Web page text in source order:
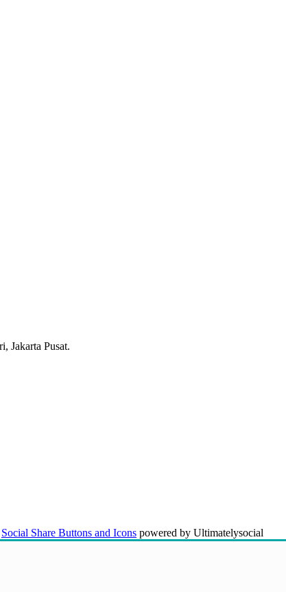
Jakarta Pusat.
Social Share Buttons and Icons powered by Ultimatelysocial